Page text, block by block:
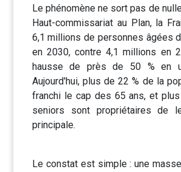
Le phénomène ne sort pas de
Haut-commissariat au Plan, la
6,1 millions de personnes âgées
en 2030, contre 4,1 millions en
hausse de près de 50 % en
Aujourd'hui, plus de 22 % de la
franchi le cap des 65 ans, et
seniors sont propriétaires de
principale.
Le constat est simple : une